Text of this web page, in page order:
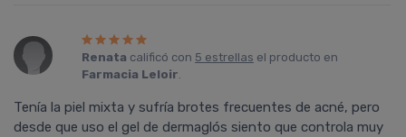
Renata calificó con 5 estrellas el producto en
Farmacia Leloir.
Tenía la piel mixta y sufría brotes frecuentes de acné, pero
desde que uso el gel de dermaglós siento que controla muy